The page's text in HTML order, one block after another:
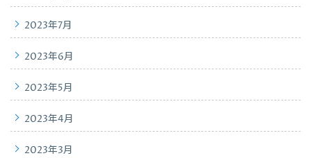
2023年7月
2023年6月
2023年5月
2023年4月
2023年3月